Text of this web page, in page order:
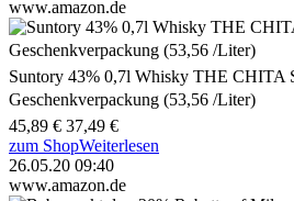
www.amazon.de
Suntory 43% 0,7l Whisky THE CHITA
Geschenkverpackung (53,56 /Liter)
45,89 € 37,49 €
zum ShopWeiterlesen
26.05.20 09:40
www.amazon.de